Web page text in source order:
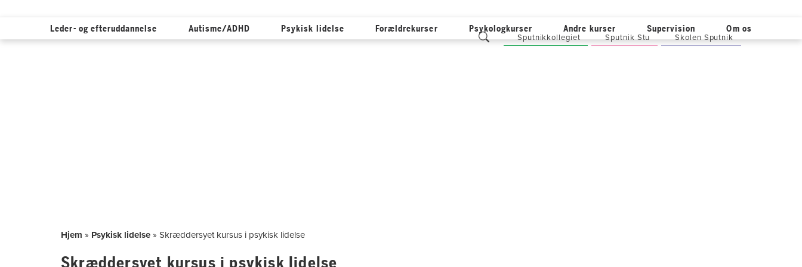
Sputnikkollegiet Sputnik Stu Skolen Sputnik
Leder- og efteruddannelse Autisme/ADHD Psykisk lidelse Forældrekurser Psykologkurser Andre kurser Supervision Om os
Hjem » Psykisk lidelse » Skræddersyet kursus i psykisk lidelse